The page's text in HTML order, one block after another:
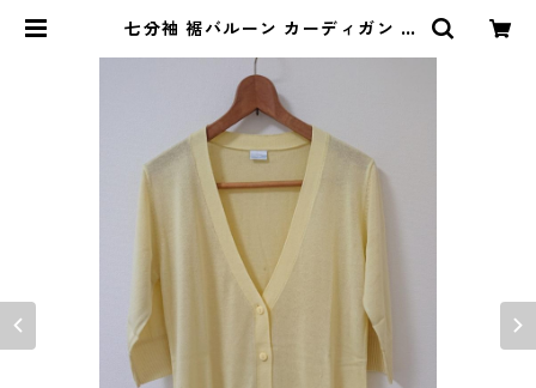
七分袖 裾バルーン カーディガン L
OLUCK PRODUCE